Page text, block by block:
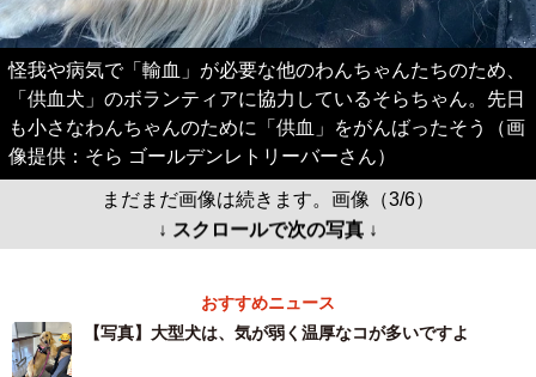
怪我や病気で「輸血」が必要な他のわんちゃんたちのため、
「供血犬」のボランティアに協力しているそらちゃん。先日
も小さなわんちゃんのために「供血」をがんばったそう（画
像提供：そら ゴールデンレトリーバーさん）
まだまだ画像は続きます。画像（3/6）
↓ スクロールで次の写真 ↓
おすすめニュース
【写真】大型犬は、気が弱く温厚なコが多いですよ